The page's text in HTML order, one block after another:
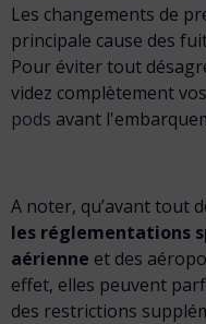
Les changements de
principale cause des
Pour éviter tout
videz complètement
pods avant
A noter, qu’avant tout
les réglementations
aérienne et des
effet, elles peuvent
des restrictions